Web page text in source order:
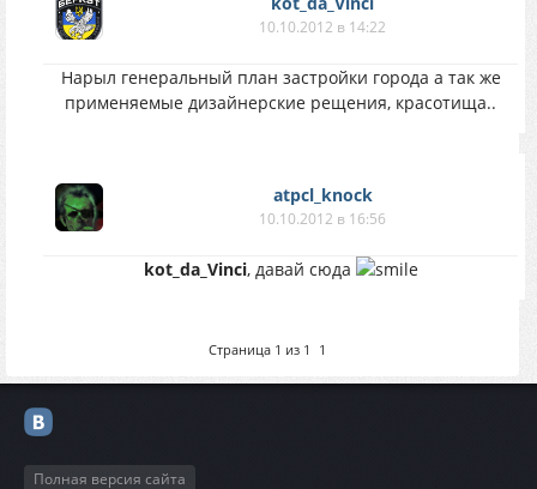
10.10.2012 в 14:22
Нарыл генеральный план застройки города а так же
применяемые дизайнерские рещения, красотища..
atpcl_knock
10.10.2012 в 16:56
kot_da_Vinci, давай сюда
Страница 1 из 1 1
Полная версия сайта